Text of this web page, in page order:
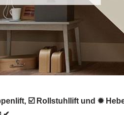
☑️ Rollstuhllift und ✹